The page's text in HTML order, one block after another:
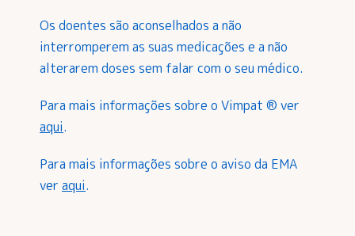
Os doentes são aconselhados a não
interromperem as suas medicações e a não
alterarem doses sem falar com o seu médico.
Para mais informações sobre o Vimpat ® ver
aqui.
Para mais informações sobre o aviso da EMA
ver aqui.